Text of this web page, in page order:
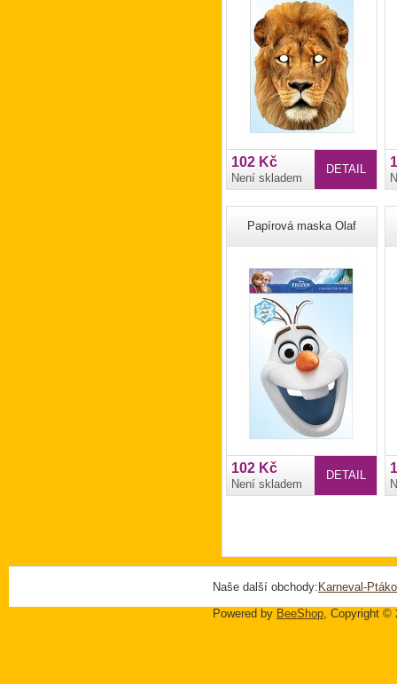
DETAIL
102 Kč
Není skladem
Papírová maska Olaf
DETAIL
102 Kč
Není skladem
Naše další obchody: Karneval-
Powered by BeeShop, Copyright ©